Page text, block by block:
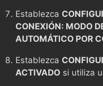
Establezca
CONEXIÓN: MODO
AUTOMÁTICO POR
Establezca
ACTIVADO si utiliza